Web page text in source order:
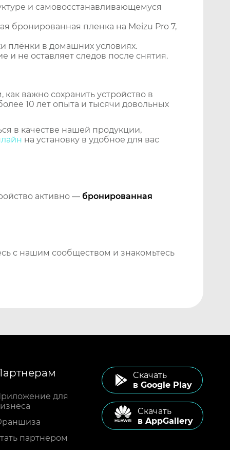
и самовосстанавливающемуся
бронированная пленка на Meizu Pro 7,
плёнки в домашних условиях.
и не оставляет следов после снятия.
важно сохранить устройство в
10 лет опыта и тысячи довольных
в качестве нашей продукции,
на установку в удобное для вас
активно — бронированная
с нашим сообществом и знакомьтесь
для
партнером
Cкачать
в Google Play
Cкачать
в AppGallery